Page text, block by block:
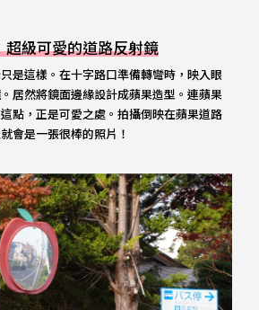
級可愛的道路反射鏡
是這樣。在十字路口準備轉彎時，映入眼
居然將鏡面邊緣設計成蘋果造型。連蘋果
點，正是可愛之處。拍攝倒映在蘋果道路
會是一張很棒的照片！